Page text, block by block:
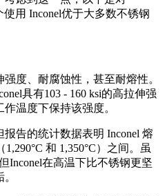
用 Inconel优于大多数不锈钢
度、耐腐蚀性，甚至耐熔性。
具有103 - 160 ksi的高拉伸强
温度下保持该强度。
告的统计数据表明 Inconel 熔
1,290°C 和 1,350°C）之间。虽
Inconel在高温下比不锈钢更坚